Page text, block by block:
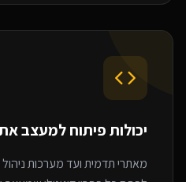
יכולות פיתוח למעצב
מאתרי תדמית ועד מערכות ניהול